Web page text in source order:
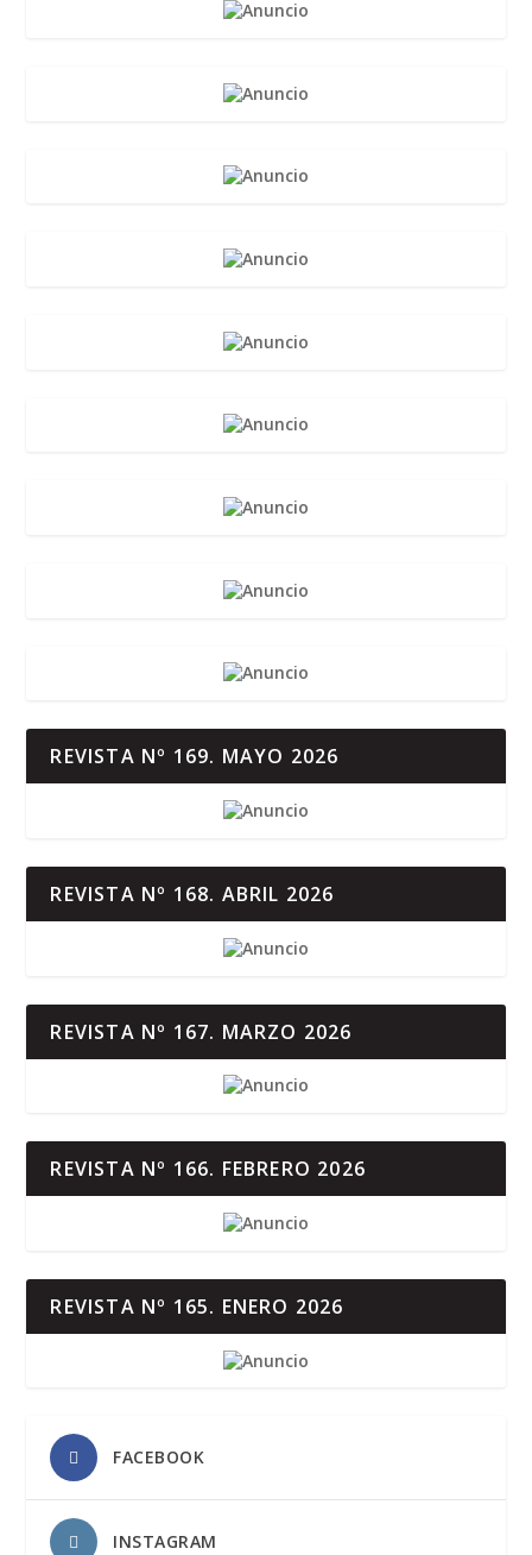
REVISTA Nº 169. MAYO 2026
REVISTA Nº 168. ABRIL 2026
REVISTA Nº 167. MARZO 2026
REVISTA Nº 166. FEBRERO 2026
REVISTA Nº 165. ENERO 2026
FACEBOOK
INSTAGRAM